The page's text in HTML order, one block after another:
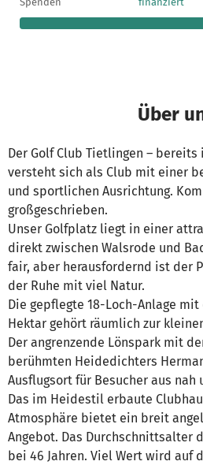
Über
Der Golf Club Tietlingen – bereits
versteht sich als Club mit einer
und sportlichen Ausrichtung.
großgeschrieben.
Unser Golfplatz liegt in einer
direkt zwischen Walsrode und
fair, aber herausfordernd ist der
der Ruhe mit viel Natur.
Die gepflegte 18-Loch-Anlage
Hektar gehört räumlich zur
Der angrenzende Lönspark mit
berühmten Heidedichters
Ausflugsort für Besucher aus nah
Das im Heidestil erbaute
Atmosphäre bietet ein breit
Angebot. Das Durchschnittsalter
bei 46 Jahren. Viel Wert wird auf